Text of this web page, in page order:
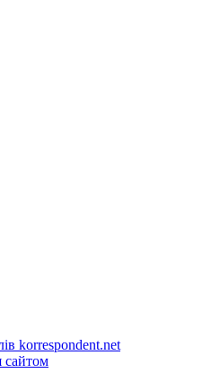
korrespondent.net
сайтом